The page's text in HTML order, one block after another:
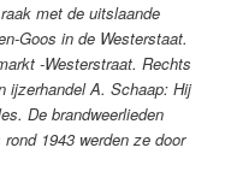
met de uitslaande
Goos in de Westerstaat.
-Westerstraat. Rechts
ijzerhandel A. Schaap: Hij
De brandweerlieden
1943 werden ze door